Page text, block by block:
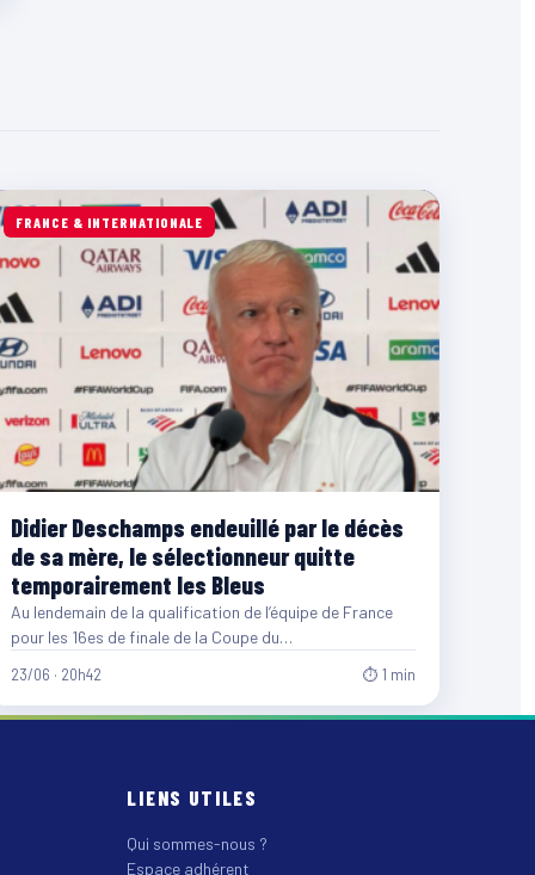
FRANCE & INTERNATIONALE
Didier Deschamps endeuillé par le décès
de sa mère, le sélectionneur quitte
temporairement les Bleus
Au lendemain de la qualification de l’équipe de France
pour les 16es de finale de la Coupe du…
23/06 · 20h42 ⏱ 1 min
LIENS UTILES
Qui sommes-nous ?
Espace adhérent